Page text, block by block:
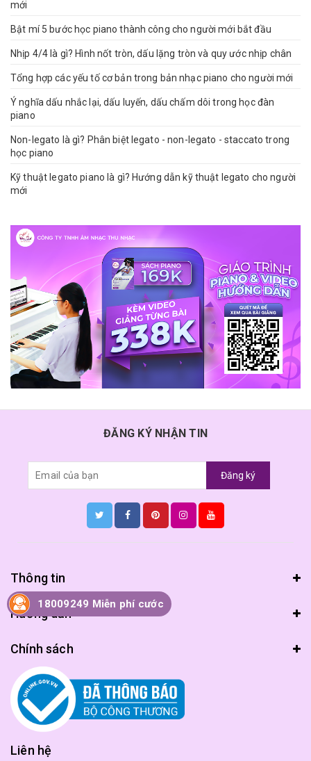
mới
Bật mí 5 bước học piano thành công cho người mới bắt đầu
Nhịp 4/4 là gì? Hình nốt tròn, dấu lặng tròn và quy ước nhịp chân
Tổng hợp các yếu tố cơ bản trong bản nhạc piano cho người mới
Ý nghĩa dấu nhắc lại, dấu luyến, dấu chấm dôi trong học đàn
piano
Non-legato là gì? Phân biệt legato - non-legato - staccato trong
học piano
Kỹ thuật legato piano là gì? Hướng dẫn kỹ thuật legato cho người
mới
ĐĂNG KÝ NHẬN TIN
Đăng ký
Thông tin
Hướng dẫn
Chính sách
Liên hệ
18009249 Miễn phí cước